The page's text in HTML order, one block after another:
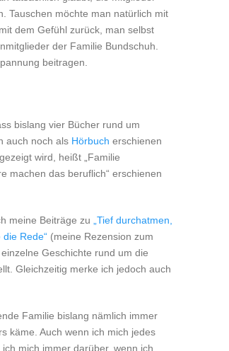
Tauschen möchte man natürlich mit
dem Gefühl zurück, man selbst
der Familie Bundschuh.
beitragen.
bislang vier Bücher rund um
auch noch als Hörbuch erschienen
wird, heißt „Familie
machen das beruflich“ erschienen
meine Beiträge zu
„Tief durchatmen,
die Rede“ (meine Rezension zum
Geschichte rund um die
Gleichzeitig merke ich jedoch auch
Familie bislang nämlich immer
käme. Auch wenn ich mich jedes
mich immer darüber, wenn ich